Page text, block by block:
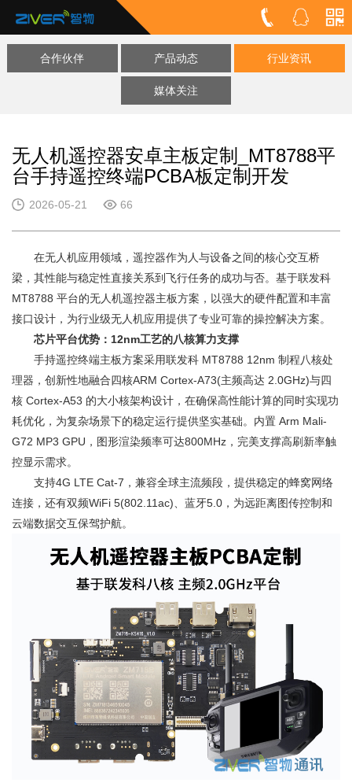
合作伙伴 产品动态 行业资讯
媒体关注
无人机遥控器安卓主板定制_MT8788平
台手持遥控终端PCBA板定制开发
2026-05-21 66
在无人机应用领域，遥控器作为人与设备之间的核心交互桥
梁，其性能与稳定性直接关系到飞行任务的成功与否。基于联发科
MT8788 平台的无人机遥控器主板方案，以强大的硬件配置和丰富
接口设计，为行业级无人机应用提供了专业可靠的操控解决方案。
芯片平台优势：12nm工艺的八核算力支撑
手持遥控终端主板方案采用联发科 MT8788 12nm 制程八核处
理器，创新性地融合四核ARM Cortex-A73(主频高达 2.0GHz)与四
核 Cortex-A53 的大小核架构设计，在确保高性能计算的同时实现功
耗优化，为复杂场景下的稳定运行提供坚实基础。内置 Arm Mali-
G72 MP3 GPU，图形渲染频率可达800MHz，完美支撑高刷新率触
控显示需求。
支持4G LTE Cat-7，兼容全球主流频段，提供稳定的蜂窝网络
连接，还有双频WiFi 5(802.11ac)、蓝牙5.0，为远距离图传控制和
云端数据交互保驾护航。